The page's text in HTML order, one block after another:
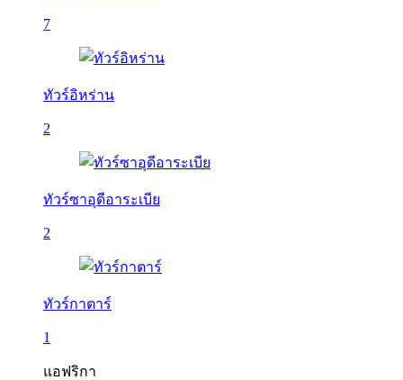
7
ทัวร์อิหร่าน
2
ทัวร์ซาอุดีอาระเบีย
2
ทัวร์กาตาร์
1
แอฟริกา